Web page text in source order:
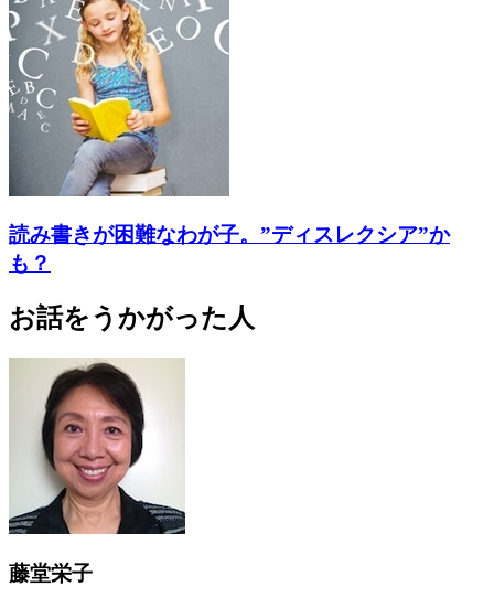
読み書きが困難なわが子。”ディスレクシア”か
も？
お話をうかがった人
藤堂栄子